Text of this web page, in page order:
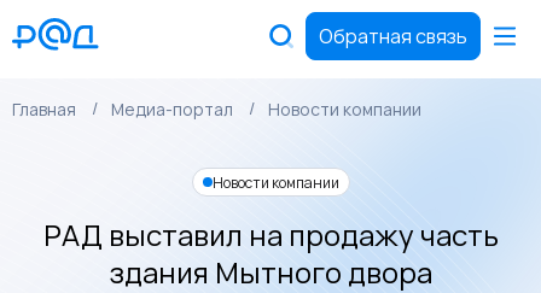
Обратная связь
Главная Медиа-портал Новости компании
Новости компании
РАД выставил на продажу часть
здания Мытного двора